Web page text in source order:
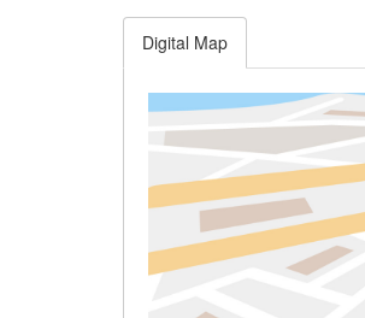
Digital Map